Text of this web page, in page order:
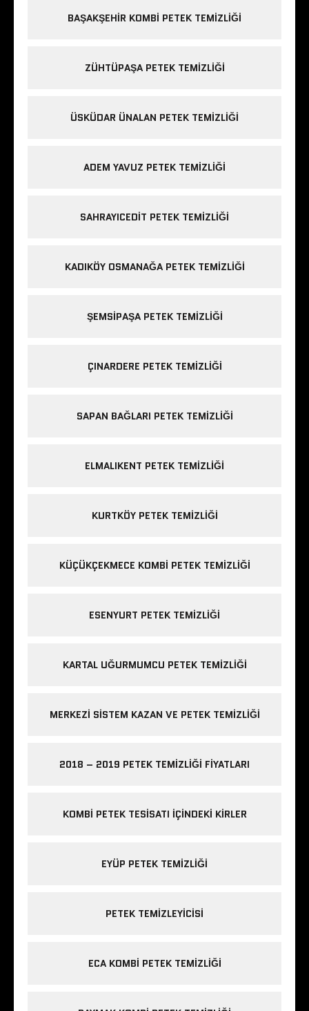
BAŞAKŞEHIR KOMBI PETEK TEMIZLIĞI
ZÜHTÜPAŞA PETEK TEMIZLIĞI
ÜSKÜDAR ÜNALAN PETEK TEMIZLIĞI
ADEM YAVUZ PETEK TEMIZLIĞI
SAHRAYICEDIT PETEK TEMIZLIĞI
KADIKÖY OSMANAĞA PETEK TEMIZLIĞI
ŞEMSIPAŞA PETEK TEMIZLIĞI
ÇINARDERE PETEK TEMIZLIĞI
SAPAN BAĞLARI PETEK TEMIZLIĞI
ELMALIKENT PETEK TEMIZLIĞI
KURTKÖY PETEK TEMIZLIĞI
KÜÇÜKÇEKMECE KOMBI PETEK TEMIZLIĞI
ESENYURT PETEK TEMIZLIĞI
KARTAL UĞURMUMCU PETEK TEMIZLIĞI
MERKEZI SISTEM KAZAN VE PETEK TEMIZLIĞI
2018 – 2019 PETEK TEMIZLIĞI FIYATLARI
KOMBI PETEK TESISATI IÇINDEKI KIRLER
EYÜP PETEK TEMIZLIĞI
PETEK TEMIZLEYICISI
ECA KOMBI PETEK TEMIZLIĞI